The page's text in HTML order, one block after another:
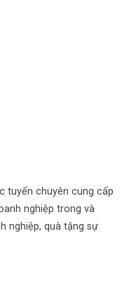
tuyến chuyên cung cấp
nghiệp trong và
nghiệp, quà tặng sự